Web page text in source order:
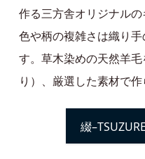
作る三方舎オリジナルの
色や柄の複雑さは織り
す。草木染めの天然羊
り）、厳選した素材で作
綴